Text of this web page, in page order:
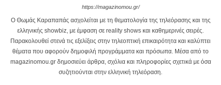
https://magazinomou.gr/
Ο Θωμάς Καραπαπάς ασχολείται με τη θεματολογία της τηλεόρασης και της
ελληνικής showbiz, με έμφαση σε reality shows και καθημερινές σειρές.
Παρακολουθεί στενά τις εξελίξεις στην τηλεοπτική επικαιρότητα και καλύπτει
θέματα που αφορούν δημοφιλή προγράμματα και πρόσωπα. Μέσα από το
magazinomou.gr δημοσιεύει άρθρα, σχόλια και πληροφορίες σχετικά με όσα
συζητιούνται στην ελληνική τηλεόραση.